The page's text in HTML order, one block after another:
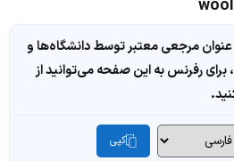
مرجعی معتبر توسط دانشگاه‌ها و
رفرنس به این صفحه می‌توانید از
کپی